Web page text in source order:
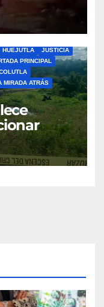
HUEJUTLA
JUSTICIA
PRINCIPAL
MIRADA ATRÁS